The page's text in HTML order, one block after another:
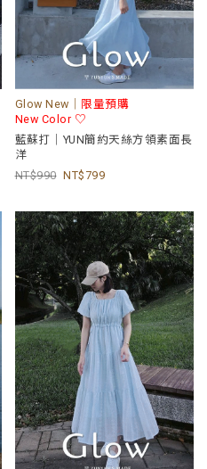
Glow New｜
限量預購
New Color ♡
藍蘇打｜YUN簡約天絲方領素面長
洋
990
799